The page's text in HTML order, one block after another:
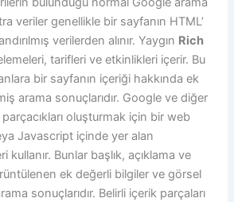
veriler genellikle bir sayfanın HTML’
verilerden alınır. Yaygın Rich
tarifleri ve etkinlikleri içerir. Bu
bir sayfanın içeriği hakkında ek
arama sonuçlarıdır. Google ve diğer
oluşturmak için bir web
Javascript içinde yer alan
kullanır. Bunlar başlık, açıklama ve
ek değerli bilgiler ve görsel
sonuçlarıdır. Belirli içerik parçaları